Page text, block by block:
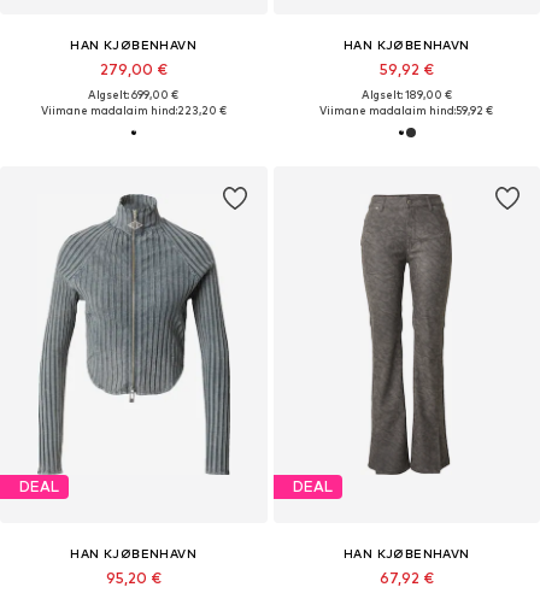
HAN KJØBENHAVN
279,00 €
Algselt: 699,00 €
Viimane madalaim hind:223,20 €
HAN KJØBENHAVN
59,92 €
Algselt: 189,00 €
Viimane madalaim hind:59,92 €
DEAL
HAN KJØBENHAVN
95,20 €
DEAL
HAN KJØBENHAVN
67,92 €